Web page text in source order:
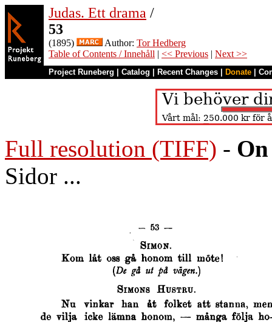
Judas. Ett drama /
53
(1895) Author: Tor Hedberg
Table of Contents / Innehåll | << Previous | Next >>
Project Runeberg Catalog Recent Changes Donate
Full resolution (TIFF) -
Sidor ...